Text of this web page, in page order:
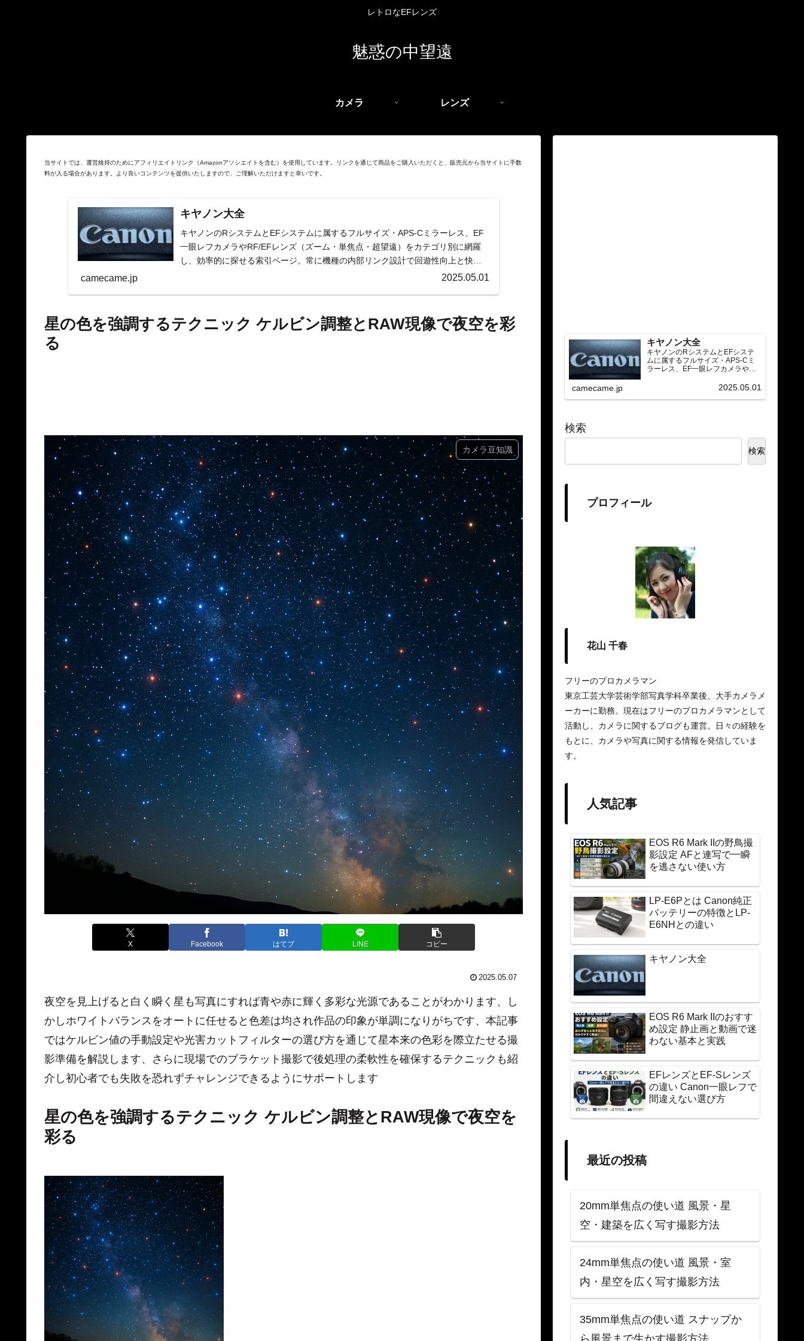
レトロなEFレンズ
魅惑の中望遠
カメラ レンズ
当サイトでは、運営維持のためにアフィリエイトリンク（Amazonアソシエイトを含む）を使用しています。リンクを通じて商品をご購入いただくと、販売元から当サイトに手数
料が入る場合があります。より良いコンテンツを提供いたしますので、ご理解いただけますと幸いです。
キヤノン大全
キヤノンのRシステムとEFシステムに属するフルサイズ・APS-Cミラーレス、EF
一眼レフカメラやRF/EFレンズ（ズーム・単焦点・超望遠）をカテゴリ別に網羅
し、効率的に探せる索引ページ。常に機種の内部リンク設計で回遊性向上と快適
camecame.jp 2025.05.01
星の色を強調するテクニック ケルビン調整とRAW現像で夜空を彩
る
カメラ豆知識
X Facebook はてブ LINE コピー
2025.05.07
夜空を見上げると白く瞬く星も写真にすれば青や赤に輝く多彩な光源であることがわかります、し
かしホワイトバランスをオートに任せると色差は均され作品の印象が単調になりがちです、本記事
ではケルビン値の手動設定や光害カットフィルターの選び方を通じて星本来の色彩を際立たせる撮
影準備を解説します、さらに現場でのブラケット撮影で後処理の柔軟性を確保するテクニックも紹
介し初心者でも失敗を恐れずチャレンジできるようにサポートします
星の色を強調するテクニック ケルビン調整とRAW現像で夜空を
彩る
キヤノン大全
キヤノンのRシステムとEFシステ
ムに属するフルサイズ・APS-Cミ
ラーレス、EF一眼レフカメラや
望遠）をカテゴリ別に網羅し、効
種の内部リンク設計で回遊性向上
camecame.jp 2025.05.01
検索
検索
プロフィール
花山 千春
フリーのプロカメラマン
東京工芸大学芸術学部写真学科卒業後、大手カメラメ
ーカーに勤務。現在はフリーのプロカメラマンとして
活動し、カメラに関するブログも運営。日々の経験を
もとに、カメラや写真に関する情報を発信していま
す。
人気記事
EOS R6 Mark IIの野鳥撮
影設定 AFと連写で一瞬
を逃さない使い方
LP-E6Pとは Canon純正
バッテリーの特徴とLP-
E6NHとの違い
キヤノン大全
EOS R6 Mark IIのおすす
め設定 静止画と動画で迷
わない基本と実践
EFレンズとEF-Sレンズ
の違い Canon一眼レフで
間違えない選び方
最近の投稿
20mm単焦点の使い道 風景・星
空・建築を広く写す撮影方法
24mm単焦点の使い道 風景・室
内・星空を広く写す撮影方法
35mm単焦点の使い道 スナップか